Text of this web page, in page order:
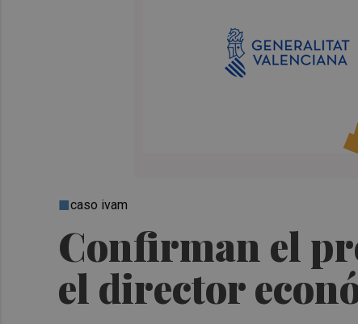
Confirman el
el director
caso ivam